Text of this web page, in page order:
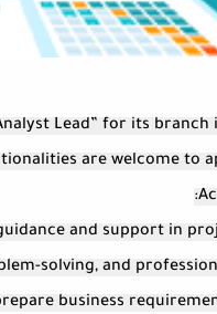
Lead” for its branch
are welcome to
and support in
solving, and
business